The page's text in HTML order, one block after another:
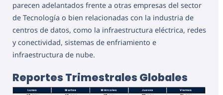
parecen adelantados frente a otras empresas del sector
de Tecnología o bien relacionadas con la industria de
centros de datos, como la infraestructura eléctrica, redes
y conectividad, sistemas de enfriamiento e
infraestructura de nube.
Reportes Trimestrales Globales